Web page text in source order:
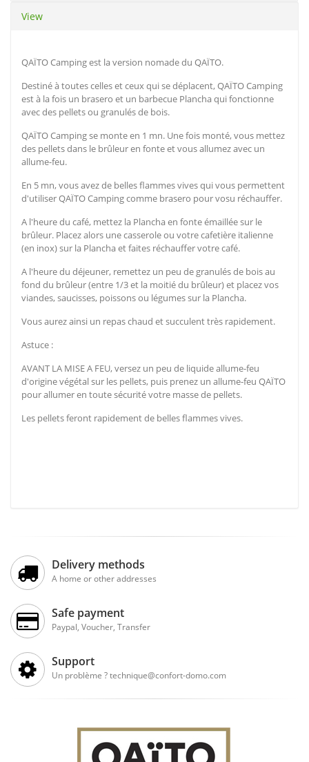
View
QAÏTO Camping est la version nomade du QAÏTO.
Destiné à toutes celles et ceux qui se déplacent, QAÏTO Camping
est à la fois un brasero et un barbecue Plancha qui fonctionne
avec des pellets ou granulés de bois.
QAÏTO Camping se monte en 1 mn. Une fois monté, vous mettez
des pellets dans le brûleur en fonte et vous allumez avec un
allume-feu.
En 5 mn, vous avez de belles flammes vives qui vous permettent
d'utiliser QAÏTO Camping comme brasero pour vosu réchauffer.
A l'heure du café, mettez la Plancha en fonte émaillée sur le
brûleur. Placez alors une casserole ou votre cafetière italienne
(en inox) sur la Plancha et faites réchauffer votre café.
A l'heure du déjeuner, remettez un peu de granulés de bois au
fond du brûleur (entre 1/3 et la moitié du brûleur) et placez vos
viandes, saucisses, poissons ou légumes sur la Plancha.
Vous aurez ainsi un repas chaud et succulent très rapidement.
Astuce :
AVANT LA MISE A FEU, versez un peu de liquide allume-feu
d'origine végétal sur les pellets, puis prenez un allume-feu QAÏTO
pour allumer en toute sécurité votre masse de pellets.
Les pellets feront rapidement de belles flammes vives.
Delivery methods
A home or other addresses
Safe payment
Paypal, Voucher, Transfer
Support
Un problème ? technique@confort-domo.com